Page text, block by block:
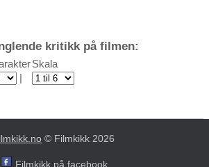
kritikk på filmen:
Skala
|
© Filmkikk 2026
Filmkikk på facebook